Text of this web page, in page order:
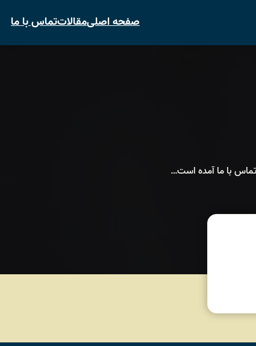
صفحه اصلیمقالاتتماس با ما
با ما آمده است…